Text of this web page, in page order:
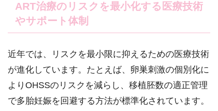
ART治療のリスクを最小化する医療技術
やサポート体制
近年では、リスクを最小限に抑えるための医療技術
が進化しています。たとえば、卵巣刺激の個別化に
よりOHSSのリスクを減らし、移植胚数の適正管理
で多胎妊娠を回避する方法が標準化されています。